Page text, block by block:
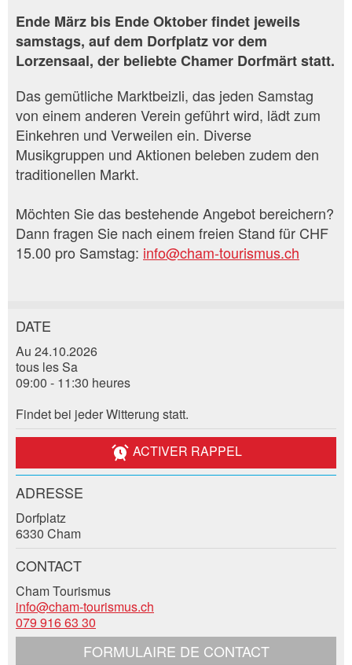
Ende März bis Ende Oktober findet jeweils
samstags, auf dem Dorfplatz vor dem
Lorzensaal, der beliebte Chamer Dorfmärt statt.
Das gemütliche Marktbeizli, das jeden Samstag
von einem anderen Verein geführt wird, lädt zum
Einkehren und Verweilen ein. Diverse
Musikgruppen und Aktionen beleben zudem den
traditionellen Markt.
Möchten Sie das bestehende Angebot bereichern?
Dann fragen Sie nach einem freien Stand für CHF
15.00 pro Samstag: info@cham-tourismus.ch
Annonces répréhensibles
Vos commentaires sont grandement appréciés!
Commentaires généraux
Cette annonce n'est plus valable
Annonce incomplète
Recommander l'annonce
Recommandez cette annonce à des amis.
* Saisie nécessaire
RECOMMANDER L'ANNONCE
Réservation
Date de l'événement *:
Nombre de participants *:
Prénom / Nom *:
Entreprise / organisation:
Complément d'adresse:
DATE
Au 24.10.2026
tous les Sa
09:00 - 11:30 heures
Findet bei jeder Witterung statt.
ACTIVER RAPPEL
ADRESSE
Dorfplatz
6330 Cham
CONTACT
Cham Tourismus
info@cham-tourismus.ch
079 916 63 30
FORMULAIRE DE CONTACT